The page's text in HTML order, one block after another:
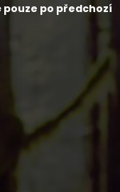
pouze po předchozí